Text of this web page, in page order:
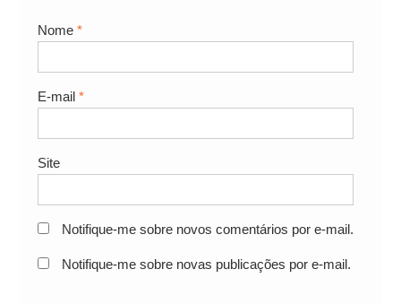
Nome *
E-mail *
Site
Notifique-me sobre novos comentários por e-mail.
Notifique-me sobre novas publicações por e-mail.